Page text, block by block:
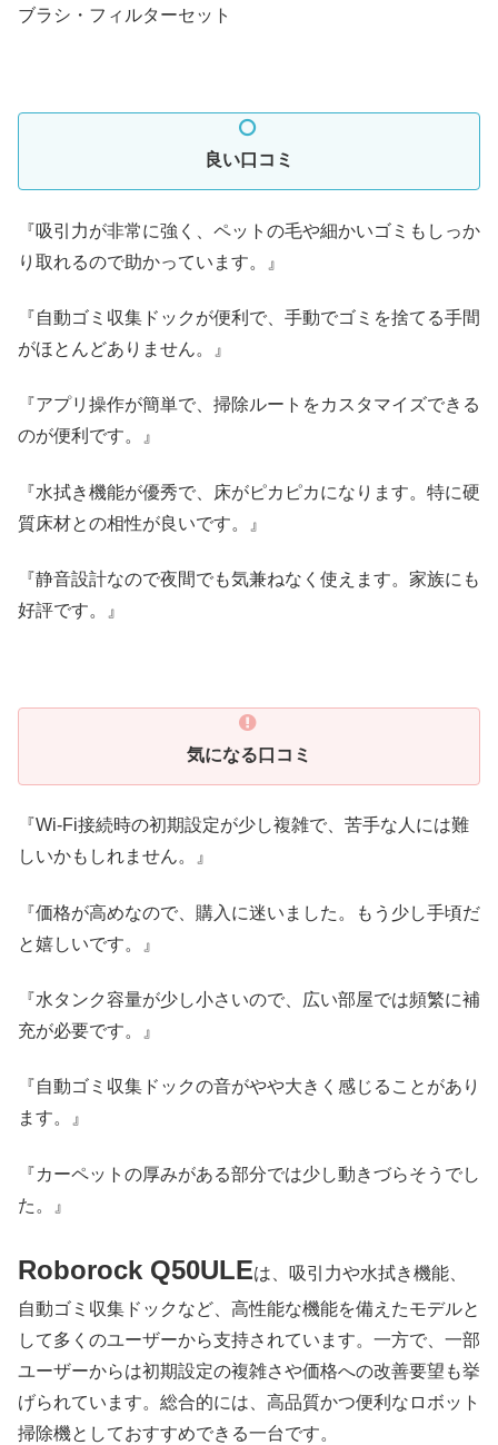
ブラシ・フィルターセット
良い口コミ
『吸引力が非常に強く、ペットの毛や細かいゴミもしっか
り取れるので助かっています。』
『自動ゴミ収集ドックが便利で、手動でゴミを捨てる手間
がほとんどありません。』
『アプリ操作が簡単で、掃除ルートをカスタマイズできる
のが便利です。』
『水拭き機能が優秀で、床がピカピカになります。特に硬
質床材との相性が良いです。』
『静音設計なので夜間でも気兼ねなく使えます。家族にも
好評です。』
気になる口コミ
『Wi-Fi接続時の初期設定が少し複雑で、苦手な人には難
しいかもしれません。』
『価格が高めなので、購入に迷いました。もう少し手頃だ
と嬉しいです。』
『水タンク容量が少し小さいので、広い部屋では頻繁に補
充が必要です。』
『自動ゴミ収集ドックの音がやや大きく感じることがあり
ます。』
『カーペットの厚みがある部分では少し動きづらそうでし
た。』
Roborock Q50ULEは、吸引力や水拭き機能、
自動ゴミ収集ドックなど、高性能な機能を備えたモデルと
して多くのユーザーから支持されています。一方で、一部
ユーザーからは初期設定の複雑さや価格への改善要望も挙
げられています。総合的には、高品質かつ便利なロボット
掃除機としておすすめできる一台です。